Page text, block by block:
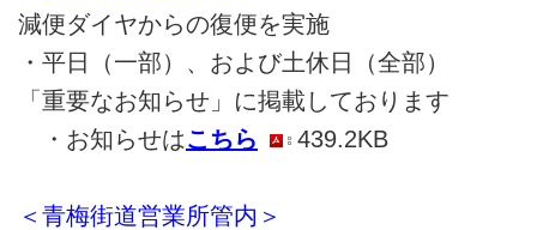
減便ダイヤからの復便を実施
・平日（一部）、および土休日（全部）
「重要なお知らせ」に掲載しております
・お知らせはこちら 439.2KB
＜青梅街道営業所管内＞